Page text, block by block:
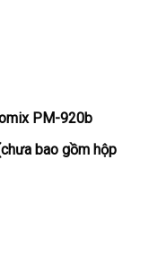
PM-920b
bao gồm hộp